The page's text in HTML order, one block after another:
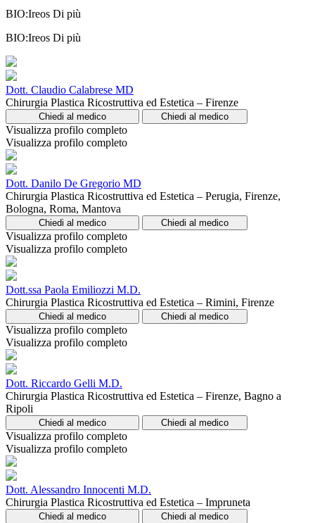
BIO:Ireos Di più
BIO:Ireos Di più
Dott. Claudio Calabrese MD
Chirurgia Plastica Ricostruttiva ed Estetica – Firenze
Chiedi al medico Chiedi al medico
Visualizza profilo completo
Visualizza profilo completo
Dott. Danilo De Gregorio MD
Chirurgia Plastica Ricostruttiva ed Estetica – Perugia, Firenze,
Bologna, Roma, Mantova
Chiedi al medico Chiedi al medico
Visualizza profilo completo
Visualizza profilo completo
Dott.ssa Paola Emiliozzi M.D.
Chirurgia Plastica Ricostruttiva ed Estetica – Rimini, Firenze
Chiedi al medico Chiedi al medico
Visualizza profilo completo
Visualizza profilo completo
Dott. Riccardo Gelli M.D.
Chirurgia Plastica Ricostruttiva ed Estetica – Firenze, Bagno a
Ripoli
Chiedi al medico Chiedi al medico
Visualizza profilo completo
Visualizza profilo completo
Dott. Alessandro Innocenti M.D.
Chirurgia Plastica Ricostruttiva ed Estetica – Impruneta
Chiedi al medico Chiedi al medico